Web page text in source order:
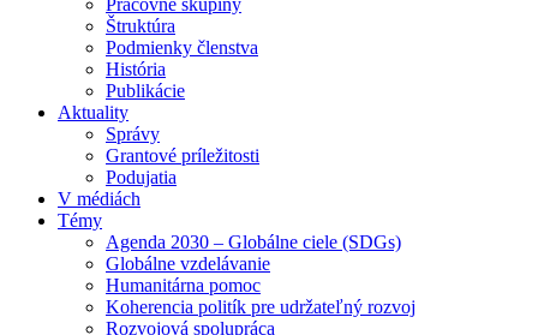
Pracovné skupiny
Štruktúra
Podmienky členstva
História
Publikácie
Aktuality
Správy
Grantové príležitosti
Podujatia
V médiách
Témy
Agenda 2030 – Globálne ciele (SDGs)
Globálne vzdelávanie
Humanitárna pomoc
Koherencia politík pre udržateľný rozvoj
Rozvojová spolupráca